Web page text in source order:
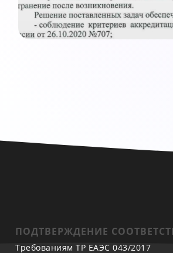
ПОДТВЕРЖДЕНИЕ
Требованиям ТР ЕАЭС 043/2017